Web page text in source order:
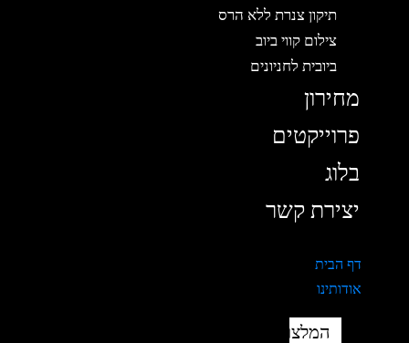
תיקון צנרת ללא הרס
צילום קווי ביוב
ביובית לחניונים
מחירון
פרוייקטים
בלוג
יצירת קשר
דף הבית
אודותינו
המלצות